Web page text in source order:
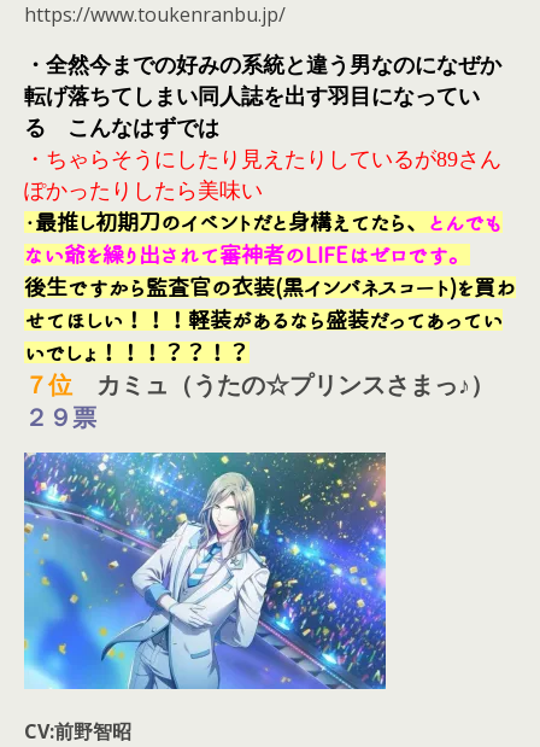
https://www.toukenranbu.jp/
・全然今までの好みの系統と違う男なのになぜか
転げ落ちてしまい同人誌を出す羽目になってい
る こんなはずでは
・ちゃらそうにしたり見えたりしているが89さん
ぽかったりしたら美味い
・最推し初期刀のイベントだと身構えてたら、
とんでも
ない爺を繰り出されて審神者のLIFEはゼロです。
後生ですから監査官の衣装(黒インバネスコート)を買わ
せてほしい！！！軽装があるなら盛装だってあってい
いでしょ！！！？？！？
７位 カミュ（うたの☆プリンスさまっ♪）
２９票
CV:前野智昭